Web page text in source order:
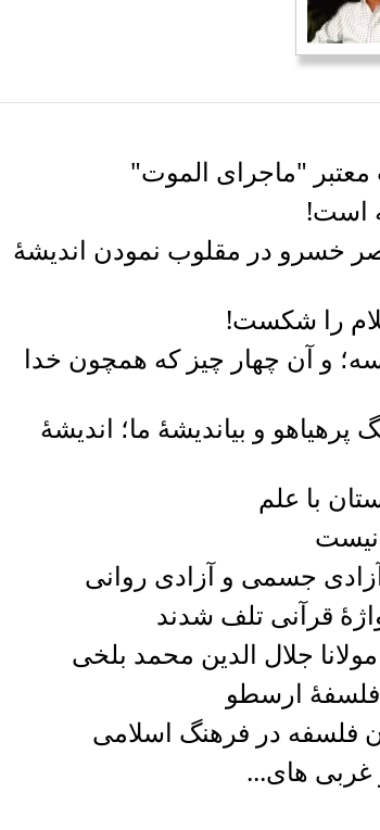
"ماجرای الموت"
است!
خسرو در مقلوب نمودن اندیشۀ
را شکست!
و آن چهار چیز که همچون خدا
و بی‏اندیشۀ ما؛ اندیشۀ
با علم
نیست
جسمی و آزادی روانی
قرآنی تلف شدند
جلال الدین محمد بلخی
فلسفۀ ارسطو
فلسفه در فرهنگ اسلامی
های...